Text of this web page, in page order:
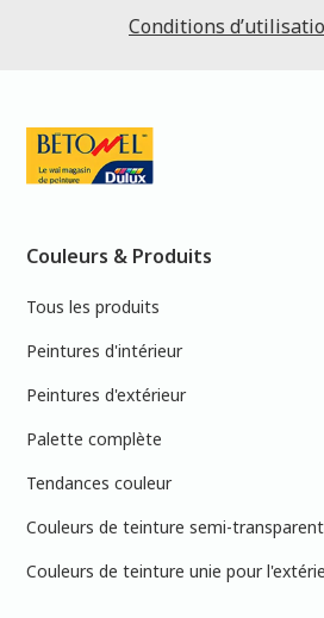
Conditions
Couleurs & Produits
Tous les produits
Peintures d'intérieur
Peintures d'extérieur
Palette complète
Tendances couleur
Couleurs de teinture semi-
Couleurs de teinture unie pour